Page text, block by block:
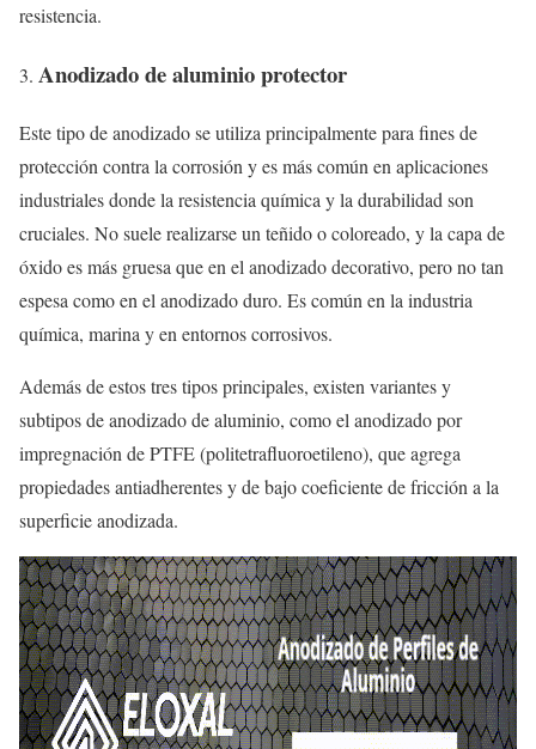
resistencia.
Anodizado de aluminio protector
Este tipo de anodizado se utiliza principalmente para fines de
protección contra la corrosión y es más común en aplicaciones
industriales donde la resistencia química y la durabilidad son
cruciales. No suele realizarse un teñido o coloreado, y la capa de
óxido es más gruesa que en el anodizado decorativo, pero no tan
espesa como en el anodizado duro. Es común en la industria
química, marina y en entornos corrosivos.
Además de estos tres tipos principales, existen variantes y
subtipos de anodizado de aluminio, como el anodizado por
impregnación de PTFE (politetrafluoroetileno), que agrega
propiedades antiadherentes y de bajo coeficiente de fricción a la
superficie anodizada.